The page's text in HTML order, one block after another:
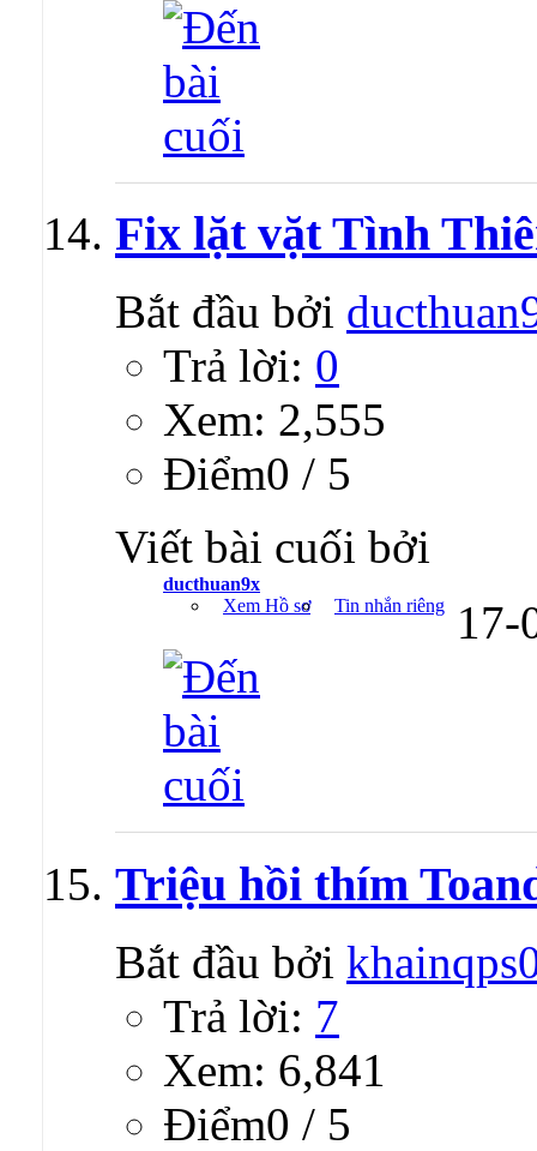
Fix lặt vặt Tình
Bắt đầu bởi
Trả lời: 0
Xem: 2,555
Ðiểm0 / 5
Viết bài cuối bởi
ducthuan9x
Xem Hồ sơ
Tin nhắn riêng
Triệu hồi thím
Bắt đầu bởi
Trả lời: 7
Xem: 6,841
Ðiểm0 / 5